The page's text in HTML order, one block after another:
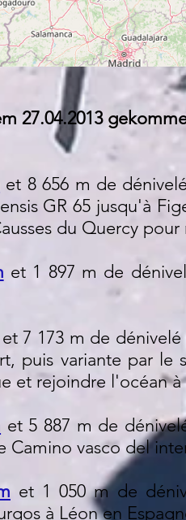
27.04.2013
et 8 656 m de
GR 65 jusqu'à
du Quercy
et 1 897 m de
et 7 173 m de
puis variante par
et rejoindre l'océan
et 5 887 m de
Camino vasco del
et 1 050 m de
à Léon en